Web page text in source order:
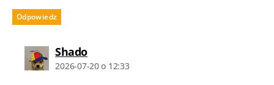
Odpowiedz
Shadokomentarz:
2026-07-20 o 12:33